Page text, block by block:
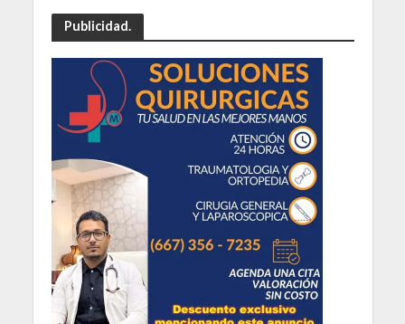
Publicidad.